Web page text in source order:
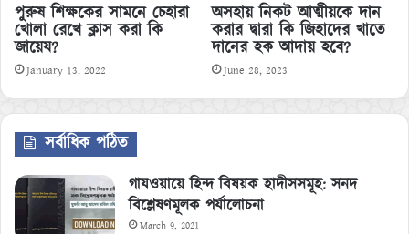
পুরুষ শিক্ষকের সামনে চেহারা
খোলা রেখে ক্লাস করা কি
জায়েয?
January 13, 2022
অসহায় নিকট আত্মীয়কে দান
করার দ্বারা কি জিহাদের খাতে
দানের হক আদায় হবে?
June 28, 2023
সর্বাধিক পঠিত
গাযওয়ায়ে হিন্দ বিষয়ক হাদীসসমূহ: সনদ
বিশ্লেষণমূলক পর্যালোচনা
March 9, 2021